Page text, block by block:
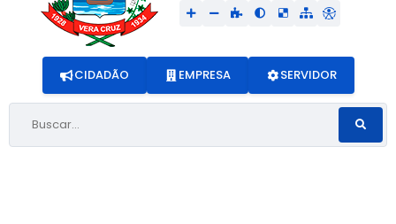
Buscar...
CIDADÃO EMPRESA SERVIDOR